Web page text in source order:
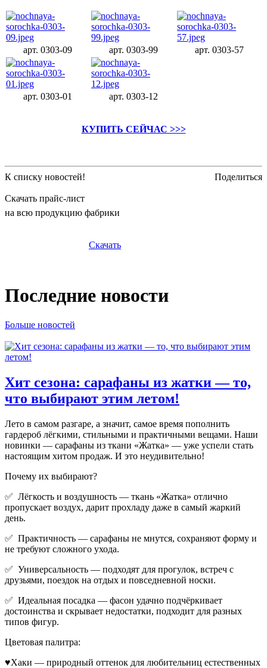
арт. 0303-09 арт. 0303-99 арт. 0303-57
арт. 0303-01 арт. 0303-12
КУПИТЬ СЕЙЧАС >>>
К списку новостей! Поделиться
Скачать прайс-лист
на всю продукцию фабрики
Скачать
Последние новости
Больше новостей
Хит сезона: сарафаны из жатки — то,
что выбирают этим летом!
Лето в самом разгаре, а значит, самое время пополнить
гардероб лёгкими, стильными и практичными вещами. Наши
новинки — сарафаны из ткани «Жатка» — уже успели стать
настоящим хитом продаж. И это неудивительно!
Почему их выбирают?
✅ Лёгкость и воздушность — ткань «Жатка» отлично
пропускает воздух, дарит прохладу даже в самый жаркий
день.
✅ Практичность — сарафаны не мнутся, сохраняют форму и
не требуют сложного ухода.
✅ Универсальность — подходят для прогулок, встреч с
друзьями, поездок на отдых и повседневной носки.
✅ Идеальная посадка — фасон удачно подчёркивает
достоинства и скрывает недостатки, подходит для разных
типов фигур.
Цветовая палитра:
♥Хаки — природный оттенок для любительниц естественных